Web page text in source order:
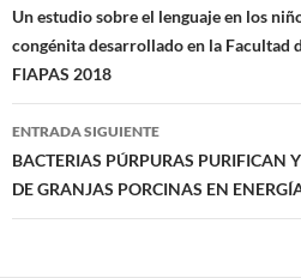
de
entradas
Un estudio sobre el lenguaje en los
congénita desarrollado en la Facultad
FIAPAS 2018
ENTRADA SIGUIENTE
BACTERIAS PÚRPURAS PURIFICAN
DE GRANJAS PORCINAS EN